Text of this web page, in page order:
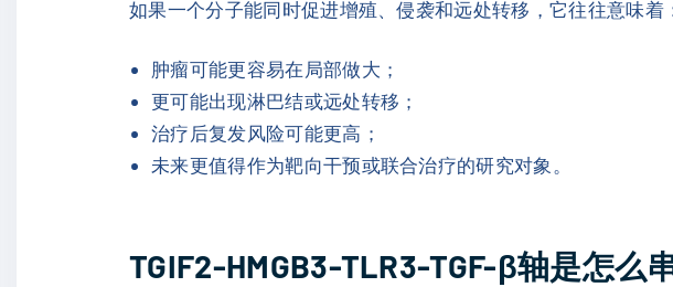
如果一个分子能同时促进增殖、侵袭和远处转移，它往往意味着
肿瘤可能更容易在局部做大；
更可能出现淋巴结或远处转移；
治疗后复发风险可能更高；
未来更值得作为靶向干预或联合治疗的研究对象。
TGIF2-HMGB3-TLR3-TGF-β轴是怎么